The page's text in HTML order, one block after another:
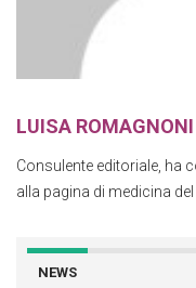
LUISA ROMAGNONI
Consulente editoriale, ha
alla pagina di medicina del
NEWS